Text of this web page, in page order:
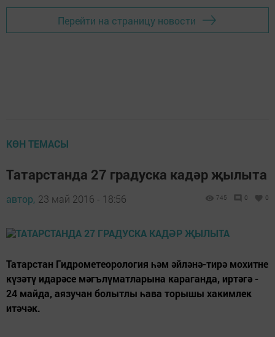
Перейти на страницу новости
КӨН ТЕМАСЫ
Татарстанда 27 градуска кадәр җылыта
автор, 23 май 2016 - 18:56 745 0 0
Татарстан Гидрометеорология һәм әйләнә-тирә мохитне
күзәтү идарәсе мәгълүматларына караганда, иртәгә -
24 майда, аязучан болытлы һава торышы хакимлек
итәчәк.